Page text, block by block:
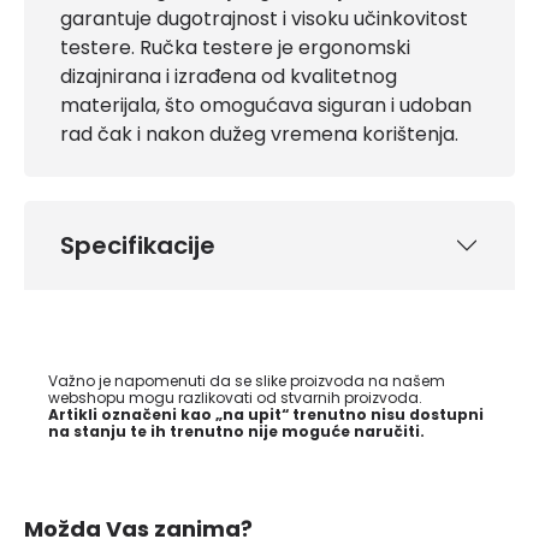
garantuje dugotrajnost i visoku učinkovitost
testere. Ručka testere je ergonomski
dizajnirana i izrađena od kvalitetnog
materijala, što omogućava siguran i udoban
rad čak i nakon dužeg vremena korištenja.
Specifikacije
Važno je napomenuti da se slike proizvoda na našem
webshopu mogu razlikovati od stvarnih proizvoda.
Artikli označeni kao „na upit“ trenutno nisu dostupni
na stanju te ih trenutno nije moguće naručiti.
Možda Vas zanima?